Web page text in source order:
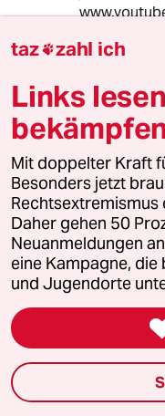
Nicki
@Nicki
78449
Nicki Müller
25.01.2024,
entfährt so
Und, wenn
taz zahl ich
Links
Mit doppelter Kraft
Besonders jetzt
Rechtsextremismus
Daher gehen 50
Neuanmeldungen
eine Kampagne,
und Jugendorte